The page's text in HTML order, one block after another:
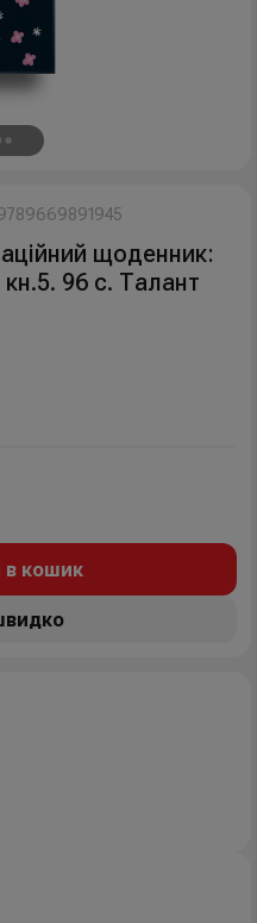
щоденник:
96 с. Талант
в кошик